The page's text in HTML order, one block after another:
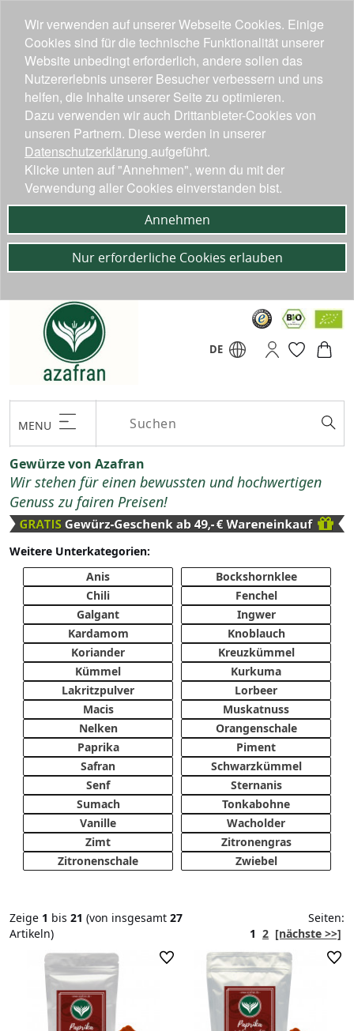
DE
MENU
Gewürze von Azafran
Wir stehen für einen bewussten und hochwertigen
Genuss zu fairen Preisen!
Weitere Unterkategorien:
Anis
Bockshornklee
Chili
Fenchel
Galgant
Ingwer
Kardamom
Knoblauch
Koriander
Kreuzkümmel
Kümmel
Kurkuma
Lakritzpulver
Lorbeer
Macis
Muskatnuss
Nelken
Orangenschale
Paprika
Piment
Safran
Schwarzkümmel
Senf
Sternanis
Sumach
Tonkabohne
Vanille
Wacholder
Zimt
Zitronengras
Zitronenschale
Zwiebel
Zeige 1 bis 21 (von insgesamt 27
Artikeln)
Seiten:
1 2 [nächste >>]
Wir verwenden auf unserer Webseite Cookies. Einige
Cookies sind für die technische Funktionalität unserer
Website unbedingt erforderlich, andere sollen das
Nutzererlebnis unserer Besucher verbessern und uns
helfen, die Inhalte unserer Seite zu optimieren.
Dazu verwenden wir auch Drittanbieter-Cookies von
unseren Partnern. Diese werden in unserer
Datenschutzerklärung aufgeführt.
Klicke unten auf "Annehmen", wenn du mit der
Verwendung aller Cookies einverstanden bist.
Annehmen
Nur erforderliche Cookies erlauben